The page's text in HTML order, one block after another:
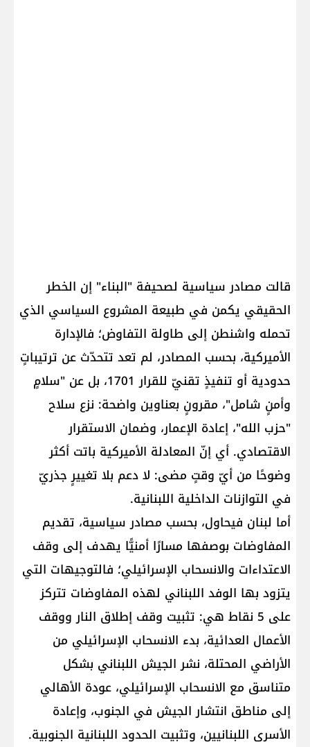
قالت مصادر سياسية لصحيفة "البناء" إن الخطر
الحقيقي يكمن في طبيعة المشروع السياسي الذي
تحمله واشنطن إلى طاولة التفاوض؛ فالإدارة
الأميركية، بحسب المصادر، لم تعد تتحدّث عن ترتيباتٍ
حدودية أو تنفيذٍ تقنيّ للقرار 1701، بل عن "سلامٍ
وأمنٍ شامل"، مقرونٍ بعناوين واضحة: نزع سلاح
"حزب الله"، إعادة الإعمار، وضمان الاستقرار
الاقتصادي. أي إنّ المعادلة الأميركية باتت أكثر
وضوحًا من أيّ وقتٍ مضى: لا دعم بلا تغييرٍ جذريّ
في التوازنات الداخلية اللبنانية.
أما لبنان فيحاول، بحسب مصادر سياسية، تقديم
المفاوضات بوصفها مسارًا أمنيًّا يهدف إلى وقف
الاعتداءات والانسحاب الإسرائيلي؛ فالتوجيهات التي
يتزود بها الوفد اللبناني لهذه المفاوضات تتركز
على 5 نقاط هي: تثبيت وقف إطلاق النار ووقف
الأعمال العدائية، بدء الانسحاب الإسرائيلي من
الأراضي المحتلة، نشر الجيش اللبناني بشكل
متناسق مع الانسحاب الإسرائيلي، عودة الأهالي
إلى مناطق انتشار الجيش في الجنوب، وإعادة
الأسرى اللبنانيين، وتثبيت الحدود اللبنانية الجنوبية.